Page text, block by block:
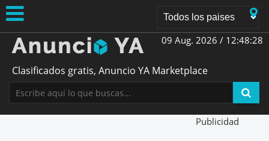
09 Aug. 2026 / 12:48:29
Clasificados gratis, Anuncio YA Marketplace
Publicidad